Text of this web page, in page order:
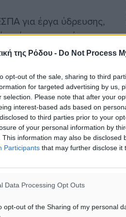
της Ρόδου - Do Not Process
opt-out of the sale, sharing to third
for targeted advertising by us,
selection. Please note that after your
interest-based ads based on
to third parties prior to your
of your personal information by
This information may also be disclosed
Participants that may further disclose it
Data Processing Opt Outs
opt-out of the Sharing of my personal
για έργα ύδρευσης,
ένα στοχευμένο
για νησιά που
ετοιμότητα τους
πακέτο των 200 εκατ.
δεξαμενές,
των
στην κατασκευή και
ώστε να
βιωσιμότητα των